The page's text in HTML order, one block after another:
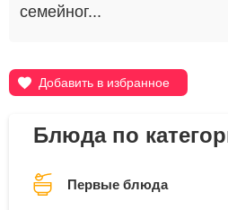
семейног...
Добавить в избранное
Блюда по
Первые блюда